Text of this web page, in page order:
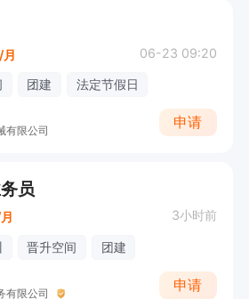
月 06-23 09:20
团建 法定节假日
有限公司
申请
员
3小时前
晋升空间 团建
有限公司
申请